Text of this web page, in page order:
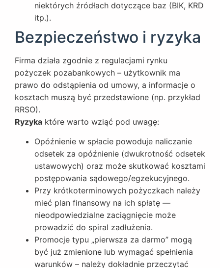
niektórych źródłach dotyczące baz (BIK, KRD
itp.).
Bezpieczeństwo i ryzyka
Firma działa zgodnie z regulacjami rynku
pożyczek pozabankowych – użytkownik ma
prawo do odstąpienia od umowy, a informacje o
kosztach muszą być przedstawione (np. przykład
RRSO).
Ryzyka które warto wziąć pod uwagę:
Opóźnienie w spłacie powoduje naliczanie
odsetek za opóźnienie (dwukrotność odsetek
ustawowych) oraz może skutkować kosztami
postępowania sądowego/egzekucyjnego.
Przy krótkoterminowych pożyczkach należy
mieć plan finansowy na ich spłatę —
nieodpowiedzialne zaciągnięcie może
prowadzić do spiral zadłużenia.
Promocje typu „pierwsza za darmo” mogą
być już zmienione lub wymagać spełnienia
warunków – należy dokładnie przeczytać